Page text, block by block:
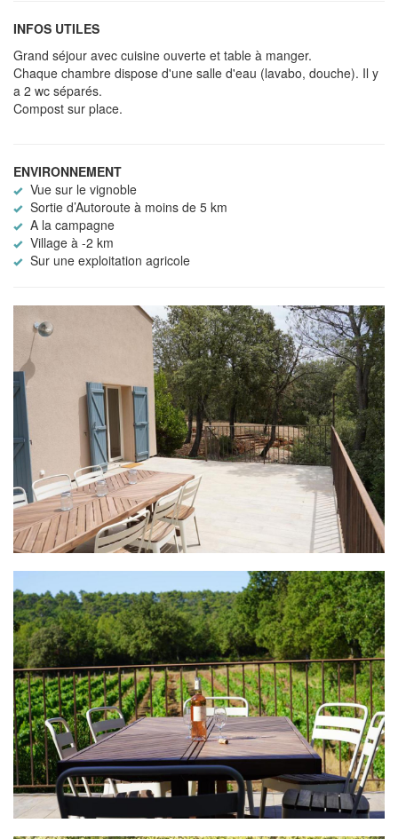
INFOS UTILES
Grand séjour avec cuisine ouverte et table à manger.
Chaque chambre dispose d'une salle d'eau (lavabo, douche). Il y
a 2 wc séparés.
Compost sur place.
ENVIRONNEMENT
Vue sur le vignoble
Sortie d’Autoroute à moins de 5 km
A la campagne
Village à -2 km
Sur une exploitation agricole